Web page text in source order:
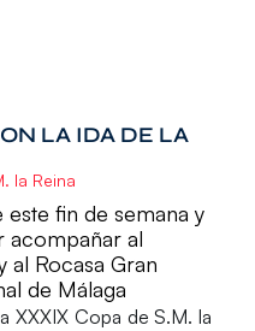
LA IDA DE LA
la Reina
este fin de semana y
al
al Rocasa Gran
de Málaga
XXXIX Copa de S.M. la